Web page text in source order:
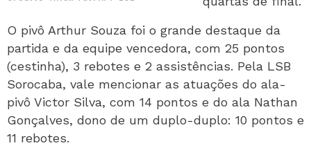
O pivô Arthur Souza foi o grande destaque da
partida e da equipe vencedora, com 25 pontos
(cestinha), 3 rebotes e 2 assistências. Pela LSB
Sorocaba, vale mencionar as atuações do ala-
pivô Victor Silva, com 14 pontos e do ala Nathan
Gonçalves, dono de um duplo-duplo: 10 pontos e
11 rebotes.